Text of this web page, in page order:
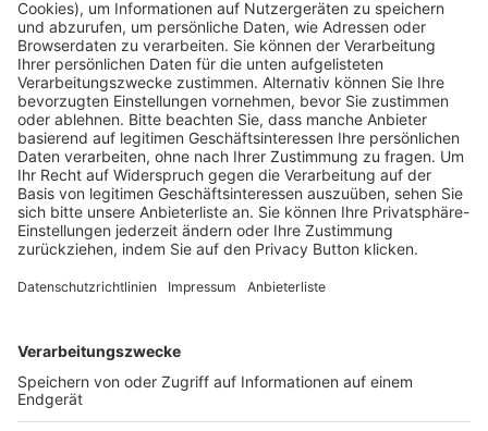
Pässe und Vereinswechsel
Trainerausbildung
Schulungsangebot Vereinsmitarbeiter
BFV-Geschäftsstellen
Trainerbörse
Login SpielPlus
FOLGE DEM BFV
TOP-VEREINE